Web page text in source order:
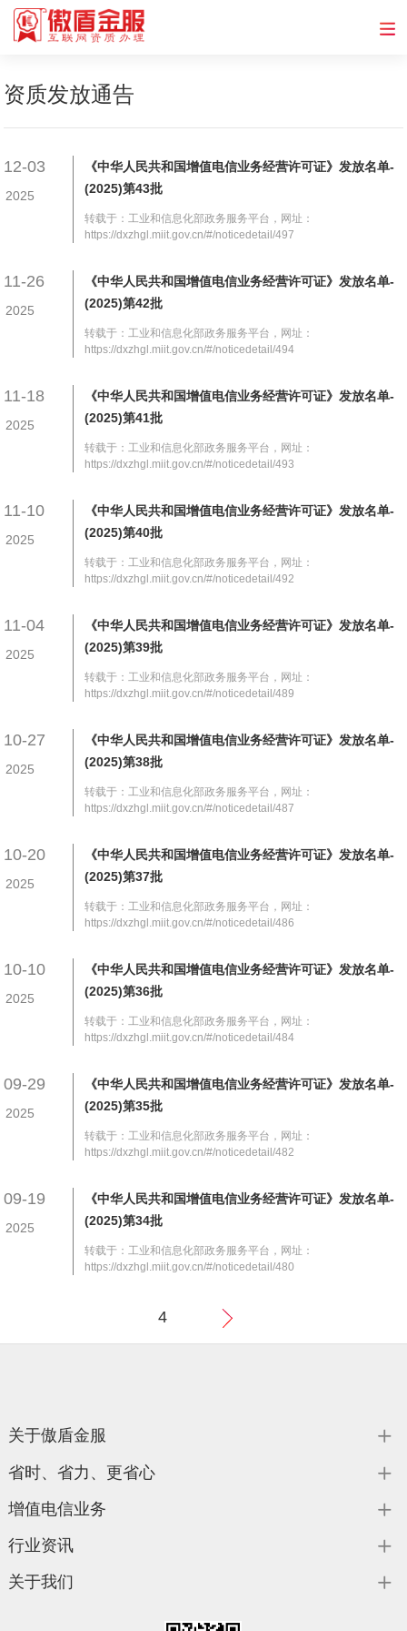
资质发放通告
12-03
2025
《中华人民共和国增值电信业务经营许可证》发放名单-
(2025)第43批
转载于：工业和信息化部政务服务平台，网址：
https://dxzhgl.miit.gov.cn/#/noticedetail/497
11-26
2025
《中华人民共和国增值电信业务经营许可证》发放名单-
(2025)第42批
转载于：工业和信息化部政务服务平台，网址：
https://dxzhgl.miit.gov.cn/#/noticedetail/494
11-18
2025
《中华人民共和国增值电信业务经营许可证》发放名单-
(2025)第41批
转载于：工业和信息化部政务服务平台，网址：
https://dxzhgl.miit.gov.cn/#/noticedetail/493
11-10
2025
《中华人民共和国增值电信业务经营许可证》发放名单-
(2025)第40批
转载于：工业和信息化部政务服务平台，网址：
https://dxzhgl.miit.gov.cn/#/noticedetail/492
11-04
2025
《中华人民共和国增值电信业务经营许可证》发放名单-
(2025)第39批
转载于：工业和信息化部政务服务平台，网址：
https://dxzhgl.miit.gov.cn/#/noticedetail/489
10-27
2025
《中华人民共和国增值电信业务经营许可证》发放名单-
(2025)第38批
转载于：工业和信息化部政务服务平台，网址：
https://dxzhgl.miit.gov.cn/#/noticedetail/487
10-20
2025
《中华人民共和国增值电信业务经营许可证》发放名单-
(2025)第37批
转载于：工业和信息化部政务服务平台，网址：
https://dxzhgl.miit.gov.cn/#/noticedetail/486
10-10
2025
《中华人民共和国增值电信业务经营许可证》发放名单-
(2025)第36批
转载于：工业和信息化部政务服务平台，网址：
https://dxzhgl.miit.gov.cn/#/noticedetail/484
09-29
2025
《中华人民共和国增值电信业务经营许可证》发放名单-
(2025)第35批
转载于：工业和信息化部政务服务平台，网址：
https://dxzhgl.miit.gov.cn/#/noticedetail/482
09-19
2025
《中华人民共和国增值电信业务经营许可证》发放名单-
(2025)第34批
转载于：工业和信息化部政务服务平台，网址：
https://dxzhgl.miit.gov.cn/#/noticedetail/480
4
一页
关于傲盾金服
省时、省力、更省心
增值电信业务
行业资讯
关于我们